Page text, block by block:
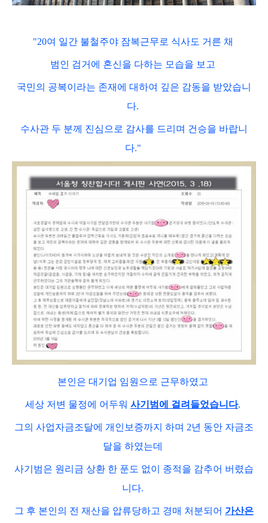
"20여 일간 불철주야 잠복근무로 식사도 거른 채
범인 검거에 혼신을 다하는 모습을 보고
국민의 공복이라는 존재에 대하여 깊은 감동을 받았습니
다.
수사관 두 분께 진심으로 감사를 드리며 건승을 바랍니
다."
본인은 대기업 임원으로 근무하였고
세상 저변 물정에 어두워 사기범에 걸려들었습니다.
그의 사업자금조달에 개인보증까지 하며 2년 동안 자금조
달을 하였는데
사기범은 원리금 상환 한 푼도 없이 종적을 감추어 버렸습
니다.
그 후 본인의 전 재산을 압류당하고 경매 처분되어 가산은